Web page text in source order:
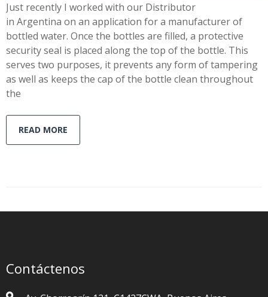
Just recently I worked with our Distributor
in Argentina on an application for a manufacturer of
bottled water. Once the bottles are filled, a protective
security seal is placed along the top of the bottle. This
serves two purposes, it prevents any form of tampering
as well as keeps the cap of the bottle clean throughout
the
READ MORE
Contáctenos